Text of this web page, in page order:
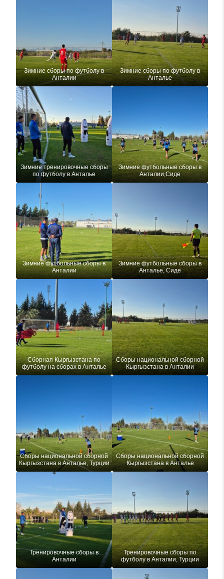
Зимние сборы по футболу в
Анталии
Зимние сборы по футболу в
Анталье
Зимние тренировочные сборы
по футболу в Анталье
Зимние футбольные сборы в
Анталии,Сиде
Зимние футбольные сборы в
Анталии
Зимние футбольные сборы в
Анталье, Сиде
Сборная Кыргызстана по
футболу на сборах в Анталье
Сборы национальной сборной
Кыргызстана в Анталии
Сборы национальной сборной
Кыргызстана в Анталье, Турции
Сборы национальной сборной
Кыргызстана в Анталье
Тренировочные сборы в
Анталии
Тренировочные сборы по
футболу в Анталии, Турции